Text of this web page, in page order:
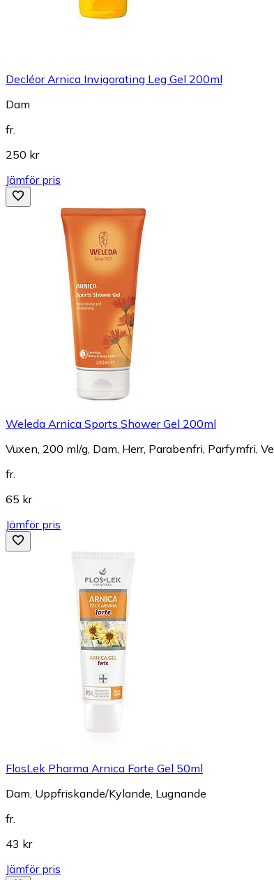
Decléor Arnica Invigorating Leg Gel 200ml
Dam
fr.
250 kr
Jämför pris
Weleda Arnica Sports Shower Gel 200ml
Vuxen, 200 ml/g, Dam, Herr, Parabenfri, Parfymfri,
fr.
65 kr
Jämför pris
FlosLek Pharma Arnica Forte Gel 50ml
Dam, Uppfriskande/Kylande, Lugnande
fr.
43 kr
Jämför pris